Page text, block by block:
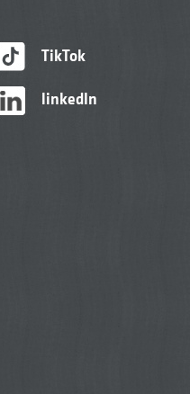
TikTok
linkedIn